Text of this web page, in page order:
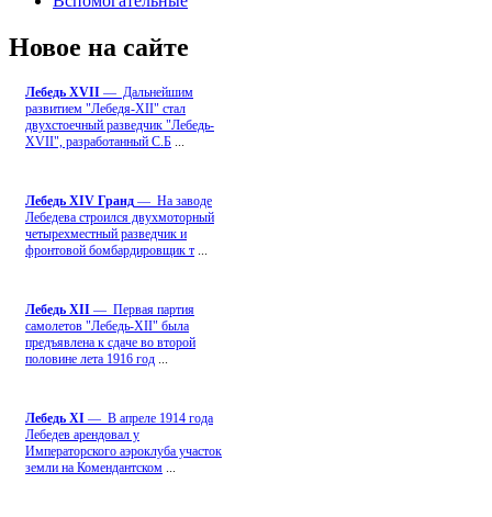
Новое на сайте
Лебедь ХVII — Дальнейшим
развитием "Лебедя-ХII" стал
двухстоечный разведчик "Лебедь-
XVII", разработанный С.Б
Лебедь ХIV Гранд — На заводе
Лебедева строился двухмоторный
четырехместный разведчик и
фронтовой бомбардировщик т
Лебедь ХII — Первая партия
самолетов "Лебедь-ХII" была
предъявлена к сдаче во второй
половине лета 1916 год
Лебедь ХI — В апреле 1914 года
Лебедев арендовал у
Императорского аэроклуба участок
земли на Комендантском